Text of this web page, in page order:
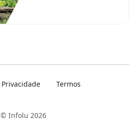
Privacidade Termos
© Infolu 2026